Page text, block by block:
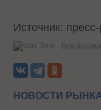
Источник:
Теги: Лид-формы
НОВОСТИ